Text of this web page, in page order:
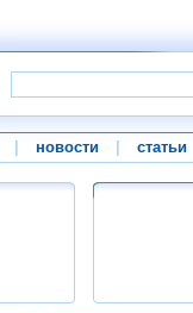
новости статьи